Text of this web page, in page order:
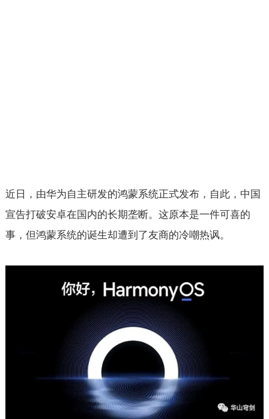
近日，由华为自主研发的鸿蒙系统正式发布，自此，中国
宣告打破安卓在国内的长期垄断。这原本是一件可喜的
事，但鸿蒙系统的诞生却遭到了友商的冷嘲热讽。